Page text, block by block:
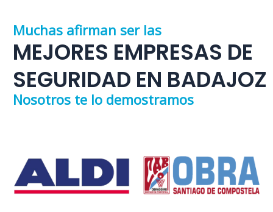
Muchas afirman ser las
MEJORES EMPRESAS DE
SEGURIDAD EN BADAJOZ
Nosotros te lo demostramos